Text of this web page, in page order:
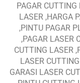
PAGAR
LASER ,HARGA
,PINTU PAGAR
,PAGAR LASER
CUTTING LASER
LASER
GARASI LASER